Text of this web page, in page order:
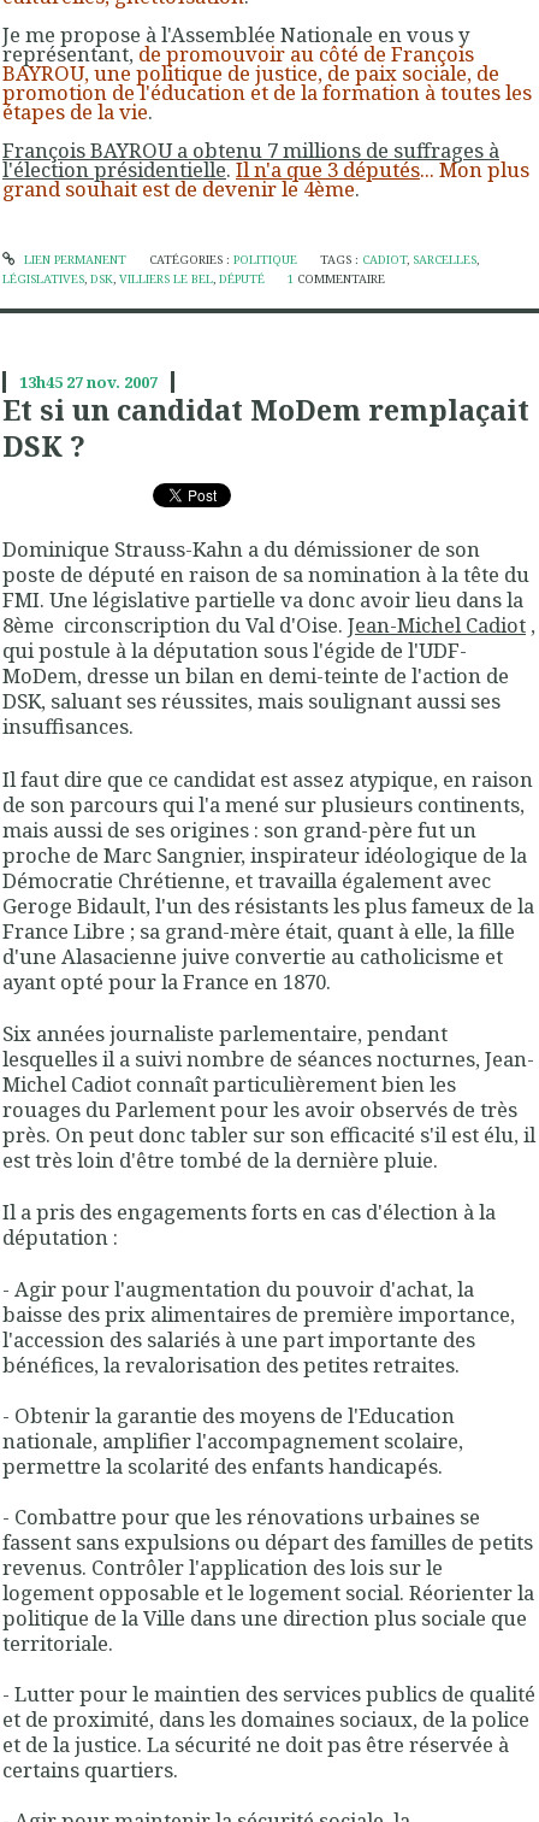
Je me propose à l'Assemblée Nationale en vous y
représentant, de promouvoir au côté de François
BAYROU, une politique de justice, de paix sociale, de
promotion de l'éducation et de la formation à toutes les
étapes de la vie.
François BAYROU a obtenu 7 millions de suffrages à
l'élection présidentielle.Il n'a que 3 députés... Mon plus
grand souhait est de devenir le 4ème.
LIEN PERMANENT CATÉGORIES : POLITIQUE TAGS : CADIOT, SARCELLES,
LÉGISLATIVES, DSK, VILLIERS LE BEL, DÉPUTÉ 1 COMMENTAIRE
13h45 27nov. 2007
Et si un candidat MoDem remplaçait
DSK ?
Dominique Strauss-Kahn a du démissioner de son
poste de député en raison de sa nomination à la tête du
FMI. Une législative partielle va donc avoir lieu dans la
8ème circonscription du Val d'Oise. Jean-Michel Cadiot ,
qui postule à la députation sous l'égide de l'UDF-
MoDem, dresse un bilan en demi-teinte de l'action de
DSK, saluant ses réussites, mais soulignant aussi ses
insuffisances.
Il faut dire que ce candidat est assez atypique, en raison
de son parcours qui l'a mené sur plusieurs continents,
mais aussi de ses origines : son grand-père fut un
proche de Marc Sangnier, inspirateur idéologique de la
Démocratie Chrétienne, ettravailla également avec
Geroge Bidault, l'un desrésistants les plus fameux de la
France Libre ; sa grand-mère était, quant à elle, la fille
d'une Alasacienne juive convertie au catholicisme et
ayant opté pour la France en 1870.
Six années journaliste parlementaire, pendant
lesquelles il a suivi nombre de séances nocturnes,Jean-
Michel Cadiot connaît particulièrement bien les
rouages du Parlement pour les avoir observés de très
près. On peut donc tabler sur son efficacité s'il est élu, il
est très loin d'être tombé de la dernière pluie.
Il a pris des engagements forts en cas d'élection à la
députation :
- Agir pour l'augmentation du pouvoir d'achat, la
baisse des prix alimentaires de première importance,
l'accession des salariés à une part importante des
bénéfices, la revalorisation des petites retraites.
- Obtenir la garantie desmoyens de l'Education
nationale, amplifier l'accompagnement scolaire,
permettre la scolarité des enfants handicapés.
- Combattre pour que lesrénovations urbaines se
fassent sans expulsions ou départ des familles de petits
revenus. Contrôler l'application des lois sur le
logement opposable et le logement social. Réorienter la
politique de la Ville dans une direction plus sociale que
territoriale.
- Lutter pour le maintien des services publics de qualité
et de proximité, dans les domaines sociaux, de la police
et de la justice. La sécurité ne doit pas être réservée à
certains quartiers.